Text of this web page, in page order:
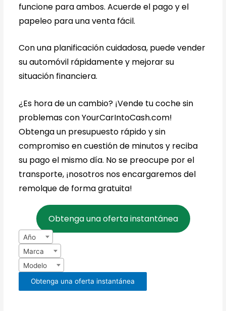
funcione para ambos. Acuerde el pago y el
papeleo para una venta fácil.
Con una planificación cuidadosa, puede vender
su automóvil rápidamente y mejorar su
situación financiera.
¿Es hora de un cambio? ¡Vende tu coche sin
problemas con YourCarIntoCash.com!
Obtenga un presupuesto rápido y sin
compromiso en cuestión de minutos y reciba
su pago el mismo día. No se preocupe por el
transporte, ¡nosotros nos encargaremos del
remolque de forma gratuita!
Obtenga una oferta instantánea
Año
Marca
Modelo
Obtenga una oferta instantánea